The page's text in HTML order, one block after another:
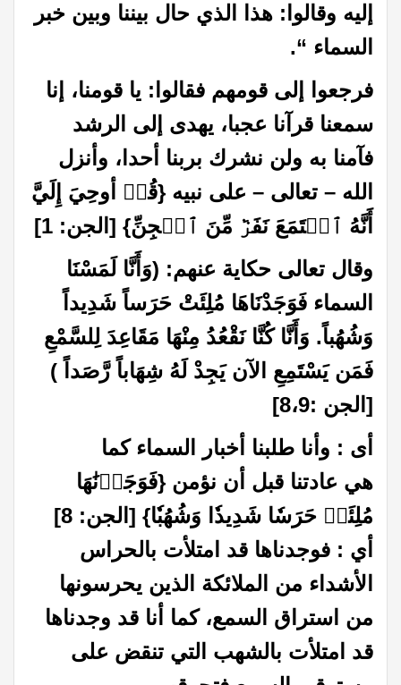
إليه وقالوا: هذا الذي حال بيننا وبين خبر
السماء “.
فرجعوا إلى قومهم فقالوا: يا قومنا، إنا
سمعنا قرآنا عجبا، يهدى إلى الرشد
فآمنا به ولن نشرك بربنا أحدا، وأنزل
الله – تعالى – على نبيه {قُلۡ أوحِيَ إِلَيَّ
أَنَّهُ ٱسۡتَمَعَ نَفَرٞ مِّنَ ٱلۡجِنِّ} [الجن: 1]
وقال تعالى حكاية عنهم: (وَأَنَّا لَمَسْنَا
السماء فَوَجَدْنَاهَا مُلِئَتْ حَرَساً شَدِيداً
وَشُهُباً. وَأَنَّا كُنَّا نَقْعُدُ مِنْهَا مَقَاعِدَ لِلسَّمْعِ
فَمَن يَسْتَمِعِ الآن يَجِدْ لَهُ شِهَاباً رَّصَداً )
[الجن :8،9]
أى : وأنا طلبنا أخبار السماء كما
هي عادتنا قبل أن نؤمن {فَوَجَدۡنَٰهَا
مُلِئَتۡ حَرَسٗا شَدِيدٗا وَشُهُبٗا} [الجن: 8]
أي : فوجدناها قد امتلأت بالحراس
الأشداء من الملائكة الذين يحرسونها
من استراق السمع، كما أنا قد وجدناها
قد امتلأت بالشهب التي تنقض على